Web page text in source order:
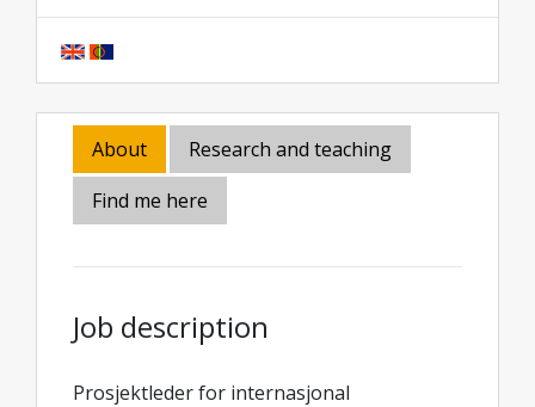
About
Research and teaching
Find me here
Job description
Prosjektleder for internasjonal